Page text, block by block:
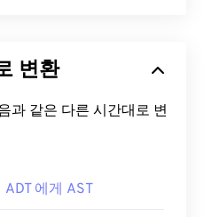
변환
과 같은 다른 시간대로 변
ADT 에게 AST